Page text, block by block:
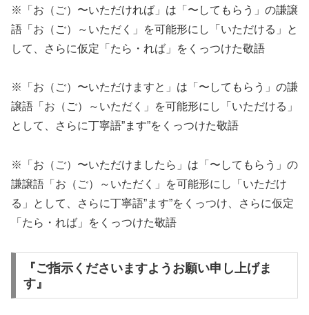
※「お（ご）〜いただければ」は「〜してもらう」の謙譲
語「お（ご）～いただく」を可能形にし「いただける」と
して、さらに仮定「たら・れば」をくっつけた敬語
※「お（ご）〜いただけますと」は「〜してもらう」の謙
譲語「お（ご）～いただく」を可能形にし「いただける」
として、さらに丁寧語”ます”をくっつけた敬語
※「お（ご）〜いただけましたら」は「〜してもらう」の
謙譲語「お（ご）～いただく」を可能形にし「いただけ
る」として、さらに丁寧語”ます”をくっつけ、さらに仮定
「たら・れば」をくっつけた敬語
『ご指示くださいますようお願い申し上げま
す』